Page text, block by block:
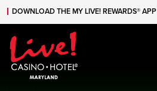
Skip to main content
Skip to mobile navigation
Skip to search
DOWNLOAD THE MY LIVE! REWARDS® APP